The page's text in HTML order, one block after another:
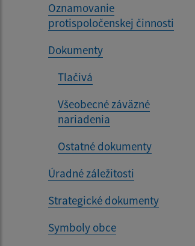
Oznamovanie
protispoločenskej činnosti
Dokumenty
Tlačivá
Všeobecné záväzné
nariadenia
Ostatné dokumenty
Úradné záležitosti
Strategické dokumenty
Symboly obce